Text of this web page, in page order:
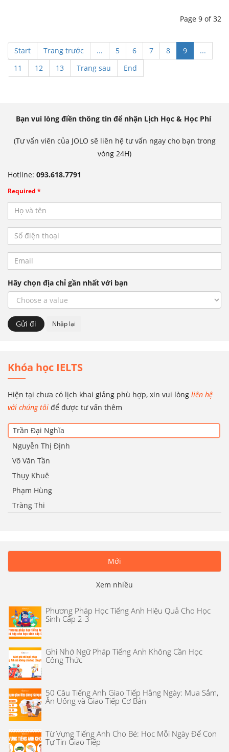
Page 9 of 32
Start Trang trước ... 5 6 7 8 9
...
11
12 13 Trang sau End
Bạn vui lòng điền thông tin để nhận Lịch Học & Học Phí
(Tư vấn viên của JOLO sẽ liên hệ tư vấn ngay cho bạn trong
vòng 24H)
Hotline: 093.618.7791
Required *
Hãy chọn địa chỉ gần nhất với bạn
Khóa học IELTS
Hiện tại chưa có lịch khai giảng phù hợp, xin vui lòng liên hệ
với chúng tôi để được tư vấn thêm
Trần Đại Nghĩa
Nguyễn Thị Định
Võ Văn Tần
Thụy Khuê
Phạm Hùng
Tràng Thi
Mới
Xem nhiều
Phương Pháp Học Tiếng Anh Hiệu Quả Cho Học
Sinh Cấp 2-3
Ghi Nhớ Ngữ Pháp Tiếng Anh Không Cần Học
Công Thức
50 Câu Tiếng Anh Giao Tiếp Hằng Ngày: Mua Sắm,
Ăn Uống và Giao Tiếp Cơ Bản
Từ Vựng Tiếng Anh Cho Bé: Học Mỗi Ngày Để Con
Tự Tin Giao Tiếp